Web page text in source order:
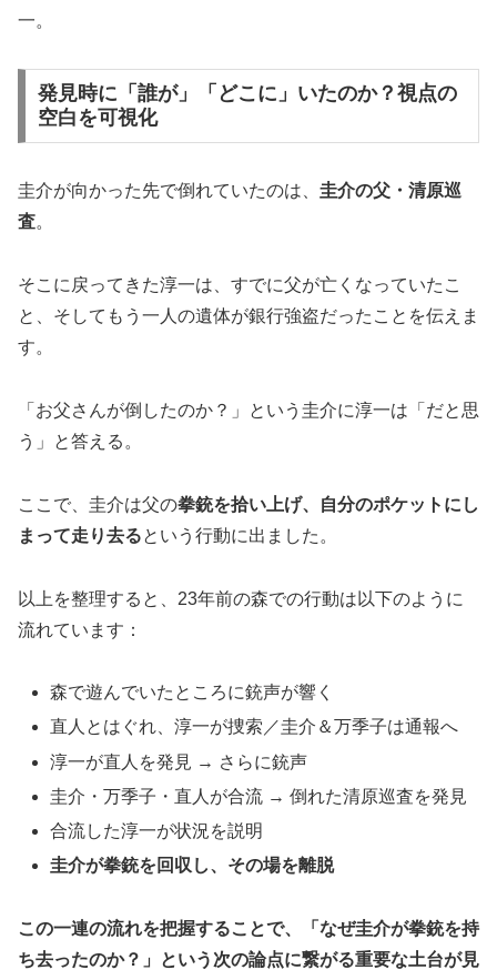
一。
発見時に「誰が」「どこに」いたのか？視点の
空白を可視化
圭介が向かった先で倒れていたのは、 圭介の父・清原巡
査。
そこに戻ってきた淳一は、すでに父が亡くなっていたこ
と、そしてもう一人の遺体が銀行強盗だったことを伝えま
す。
「お父さんが倒したのか？」という圭介に淳一は「だと思
う」と答える。
ここで、圭介は父の拳銃を拾い上げ、自分のポケットにし
まって走り去るという行動に出ました。
以上を整理すると、23年前の森での行動は以下のように
流れています：
森で遊んでいたところに銃声が響く
直人とはぐれ、淳一が捜索／圭介＆万季子は通報へ
淳一が直人を発見 → さらに銃声
圭介・万季子・直人が合流 → 倒れた清原巡査を発見
合流した淳一が状況を説明
圭介が拳銃を回収し、その場を離脱
この一連の流れを把握することで、「なぜ圭介が拳銃を持
ち去ったのか？」という次の論点に繋がる重要な土台が見